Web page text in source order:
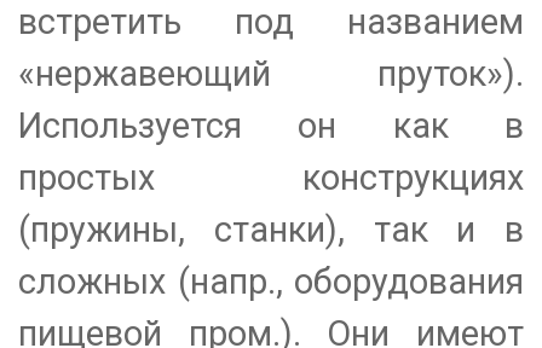
встретить под названием
«нержавеющий пруток»).
Используется он как в
простых конструкциях
(пружины, станки), так и в
сложных (напр., оборудования
пищевой пром.). Они имеют